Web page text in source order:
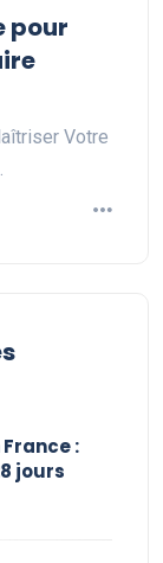
pour
Votre
:
jours